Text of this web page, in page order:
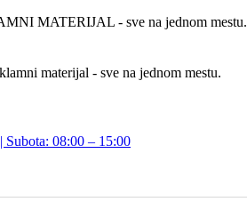
MATERIJAL - sve na jednom mestu.
materijal - sve na jednom mestu.
Subota: 08:00 – 15:00